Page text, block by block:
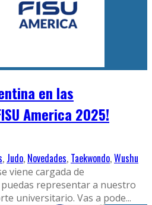
en las
America 2025!
, Judo, Novedades, Taekwondo,Wushu
viene cargada de
representar a nuestro
universitario. Vas a pode...